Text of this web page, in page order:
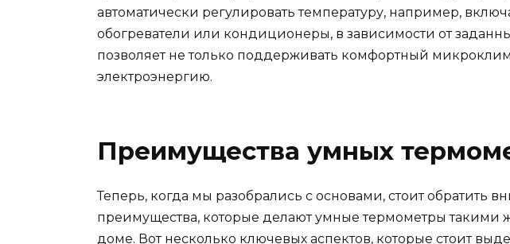
автоматически регулировать температуру, например,
обогреватели или кондиционеры, в зависимости от
позволяет не только поддерживать комфортный
электроэнергию.
Преимущества умных
Теперь, когда мы разобрались с основами, стоит обратить
преимущества, которые делают умные термометры
доме. Вот несколько ключевых аспектов, которые стоит